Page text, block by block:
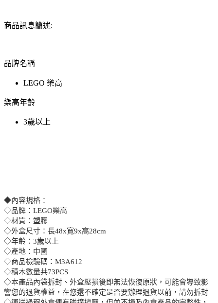
商品訊息簡述:
品牌名稱
LEGO 樂高
樂高年齡
3歲以上
◆內容規格：
◇品牌：LEGO樂高
◇材質：塑膠
◇外盒尺寸：長48x寬9x高28cm
◇年齡：3歲以上
◇產地：中國
◇商品檢驗碼：M3A612
◇積木數量共73PCS
◇本產品內袋拆封、外盒壓損後即無法恢復原狀，可能會導致影
響您的退貨權益，在您還不確定是否要辦理退貨以前，請勿拆封